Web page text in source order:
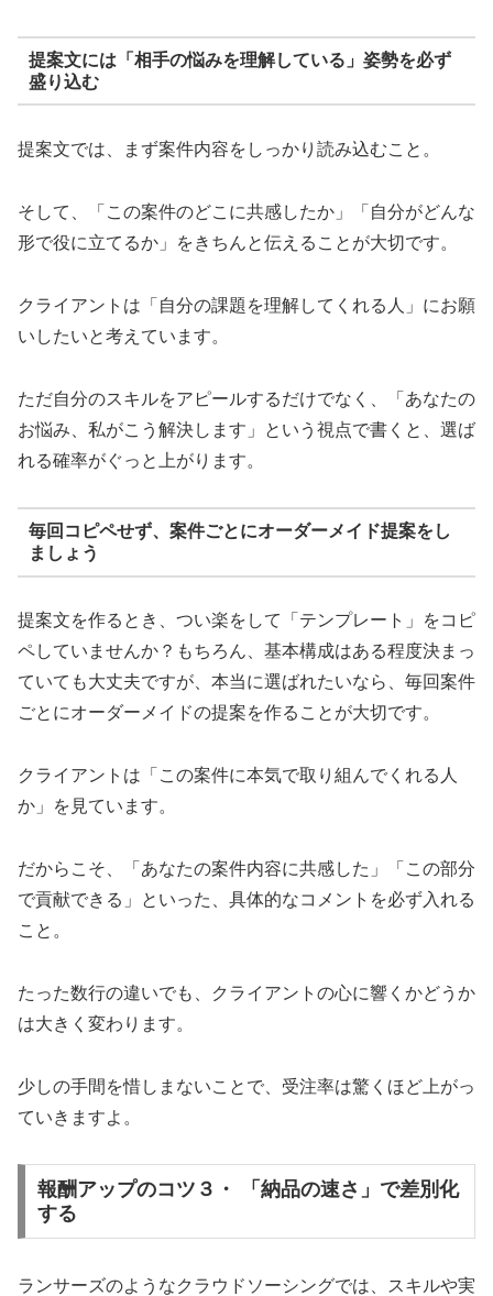
提案文には「相手の悩みを理解している」姿勢を必ず
盛り込む
提案文では、まず案件内容をしっかり読み込むこと。
そして、「この案件のどこに共感したか」「自分がどんな
形で役に立てるか」をきちんと伝えることが大切です。
クライアントは「自分の課題を理解してくれる人」にお願
いしたいと考えています。
ただ自分のスキルをアピールするだけでなく、「あなたの
お悩み、私がこう解決します」という視点で書くと、選ば
れる確率がぐっと上がります。
毎回コピペせず、案件ごとにオーダーメイド提案をし
ましょう
提案文を作るとき、つい楽をして「テンプレート」をコピ
ペしていませんか？もちろん、基本構成はある程度決まっ
ていても大丈夫ですが、本当に選ばれたいなら、毎回案件
ごとにオーダーメイドの提案を作ることが大切です。
クライアントは「この案件に本気で取り組んでくれる人
か」を見ています。
だからこそ、「あなたの案件内容に共感した」「この部分
で貢献できる」といった、具体的なコメントを必ず入れる
こと。
たった数行の違いでも、クライアントの心に響くかどうか
は大きく変わります。
少しの手間を惜しまないことで、受注率は驚くほど上がっ
ていきますよ。
報酬アップのコツ３・ 「納品の速さ」で差別化
する
ランサーズのようなクラウドソーシングでは、スキルや実